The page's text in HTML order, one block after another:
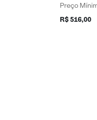
Preço
R$ 516,00